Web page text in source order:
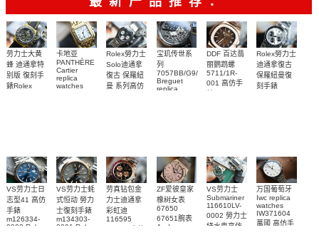
劳力士大黄
蜂 迪通拿特
别版 復刻手
錶Rolex
卡地亚
PANTHÈRE
Cartier
replica
watches
Rolex勞力士
Solo迪通拿
復古 保羅紐
曼 系列高仿
宝玑传世系
列
7057BB/G9/9W6
Breguet
replica
DDF 百达翡
丽鹦鹉螺
5711/1R-
001 高仿手
Rolex勞力士
迪通拿復古
保羅紐曼復
刻手錶
VS劳力士日
志型41 高仿
手錶
m126334-
0002 Rolex
VS劳力士蚝
式恒动 勞力
士復刻手錶
m134303-
0001 Rolex
劳真钻包金
力士迪通拿
彩虹迪
116595
ZF爱彼皇家
橡树女表
67650
67651腕表
Audemars
VS劳力士
Submariner
116610LV-
0002 勞力士
綠水鬼高仿
万国葡萄牙
Iwc replica
watches
IW371604
萬國 高仿手